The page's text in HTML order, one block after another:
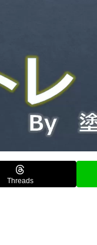
Threads